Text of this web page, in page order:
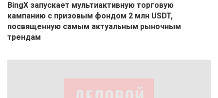
BingX запускает мультиактивную торговую
кампанию с призовым фондом 2 млн USDT,
посвященную самым актуальным рыночным
трендам